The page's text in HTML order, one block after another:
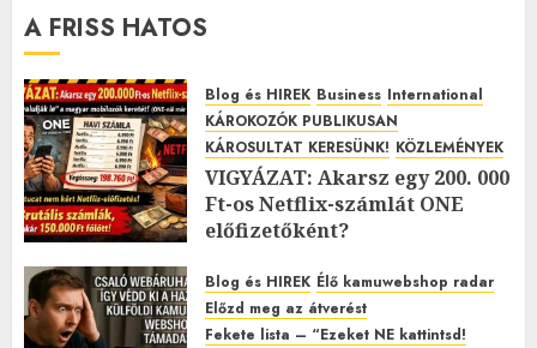
A FRISS HATOS
Blog és HIREK Business International
KÁROKOZÓK PUBLIKUSAN
KÁROSULTAT KERESÜNK! KÖZLEMÉNYEK
VIGYÁZAT: Akarsz egy 200. 000
Ft-os Netflix-számlát ONE
előfizetőként?
Blog és HIREK Élő kamuwebshop radar
Előzd meg az átverést
Fekete lista – “Ezeket NE kattintsd!